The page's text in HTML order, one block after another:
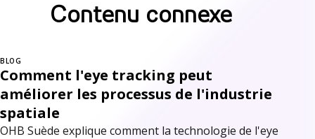
Contenu connexe
BLOG
Comment l'eye tracking peut
améliorer les processus de l'industrie
spatiale
OHB Suède explique comment la technologie de l'eye